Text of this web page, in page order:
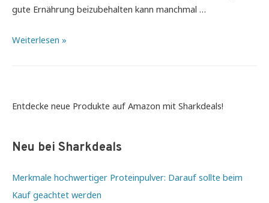
gute Ernährung beizubehalten kann manchmal …
Proteinriegel
Wichtige
Alltag
Weiterlesen »
Entdecke neue Produkte auf Amazon mit Sharkdeals!
Neu bei Sharkdeals
Merkmale hochwertiger Proteinpulver: Darauf sollte beim
Kauf geachtet werden